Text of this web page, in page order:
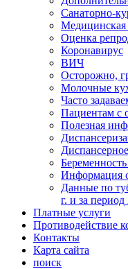
Санаторно-
Медицинская
Оценка
Коронавирус
ВИЧ
Осторожно,
Молочные
Часто
Пациентам с
Полезная
Информация
Данные по
г. и за
Платные услуги
Противодействие
Контакты
Карта сайта
поиск